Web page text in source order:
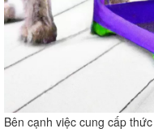
Bên cạnh việc cung cấp